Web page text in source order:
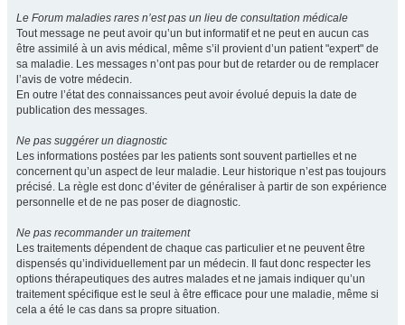
Le Forum maladies rares n’est pas un lieu de consultation médicale
Tout message ne peut avoir qu’un but informatif et ne peut en aucun cas
être assimilé à un avis médical, même s’il provient d’un patient "expert" de
sa maladie. Les messages n’ont pas pour but de retarder ou de remplacer
l’avis de votre médecin.
En outre l’état des connaissances peut avoir évolué depuis la date de
publication des messages.
Ne pas suggérer un diagnostic
Les informations postées par les patients sont souvent partielles et ne
concernent qu’un aspect de leur maladie. Leur historique n’est pas toujours
précisé. La règle est donc d’éviter de généraliser à partir de son expérience
personnelle et de ne pas poser de diagnostic.
Ne pas recommander un traitement
Les traitements dépendent de chaque cas particulier et ne peuvent être
dispensés qu’individuellement par un médecin. Il faut donc respecter les
options thérapeutiques des autres malades et ne jamais indiquer qu’un
traitement spécifique est le seul à être efficace pour une maladie, même si
cela a été le cas dans sa propre situation.